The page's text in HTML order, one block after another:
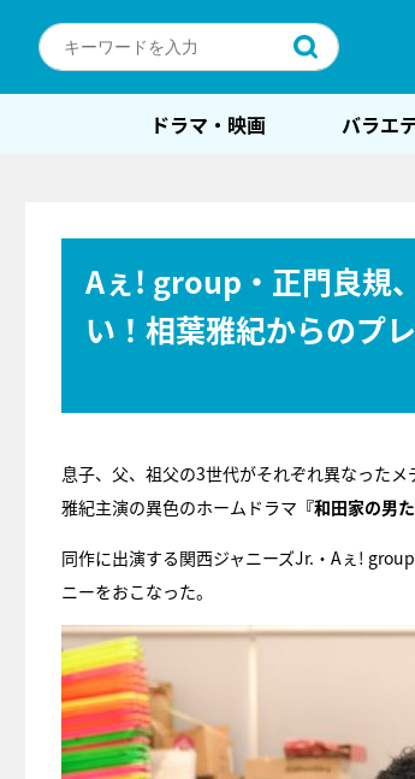
ドラマ・映画 バラエ
Aぇ! group・正門良規
い！相葉雅紀からのプ
息子、父、祖父の3世代がそれぞれ異なった
雅紀主演の異色のホームドラマ 『和田家の男た
同作に出演する関西ジャニーズJr.・Aぇ!
ニーをおこなった。